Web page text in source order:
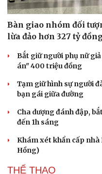
Bàn giao nhóm đối
lừa đảo hơn 327 tỷ
Bắt giữ người phụ nữ
án" 400 triệu đồng
Tạm giữ hình sự người
bạn gái giữa đường
Cha dượng đánh đập,
đến 1h sáng
Khám xét khẩn cấp nhà
Hồng)
THỂ THAO